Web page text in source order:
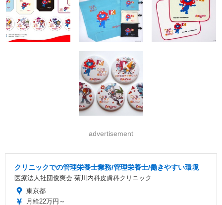
advertisement
クリニックでの管理栄養士業務/管理栄養士/働きやすい環境
医療法人社団俊爽会 菊川内科皮膚科クリニック
東京都
月給22万円～